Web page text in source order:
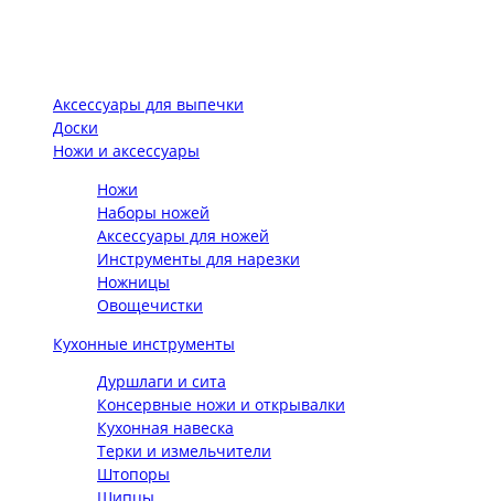
Аксессуары для выпечки
Доски
Ножи и аксессуары
Ножи
Наборы ножей
Аксессуары для ножей
Инструменты для нарезки
Ножницы
Овощечистки
Кухонные инструменты
Дуршлаги и сита
Консервные ножи и открывалки
Кухонная навеска
Терки и измельчители
Штопоры